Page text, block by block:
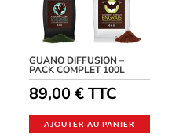
GUANO DIFFUSION –
PACK COMPLET 100L
89,00€TTC
AJOUTER AU PANIER